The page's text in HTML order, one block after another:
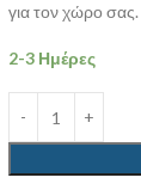
για τον χώρο σας.
2-3 Ημέρες